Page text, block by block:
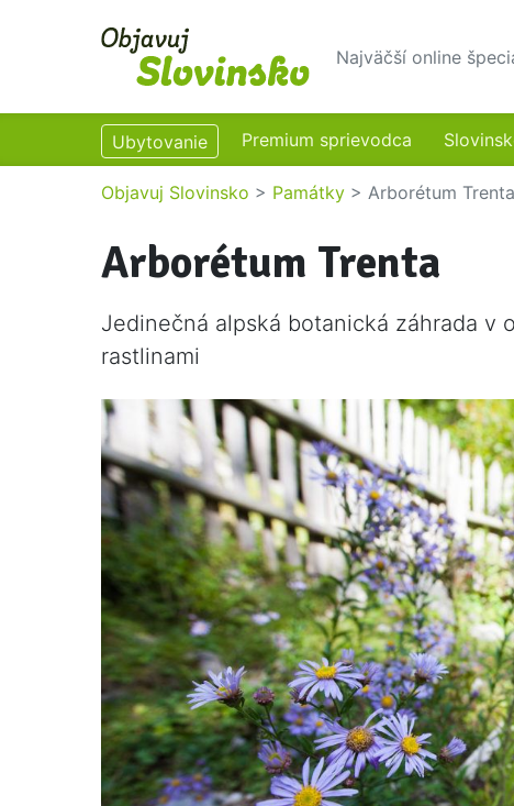
Najväčší online
Ubytovanie Premium sprievodca
Objavuj Slovinsko > Památky > Arborétum Trenta
Arborétum Trenta
Jedinečná alpská botanická záhrada v
rastlinami